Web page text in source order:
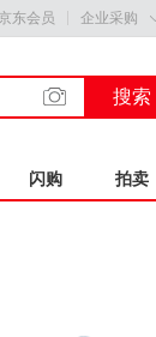
京东会员 企业采购
搜索
闪购 拍卖